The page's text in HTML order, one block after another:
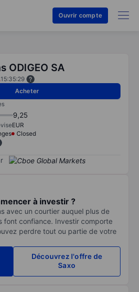
Ouvrir compte
ODIGEO SA
15:35:29
Acheter
9,25
EUR
Closed
à investir ?
avec un courtier auquel plus de
font confiance. Investir comporte
perdre tout ou partie de votre
Découvrez l'offre de
Saxo